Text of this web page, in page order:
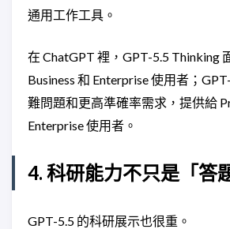
通用工作工具。
在 ChatGPT 裡，GPT-5.5 Thinking
Business 和 Enterprise 使用者；
難問題和更高準確率需求，提供給
Enterprise 使用者。
4. 科研能力不只是「答
GPT-5.5 的科研展示也很重。